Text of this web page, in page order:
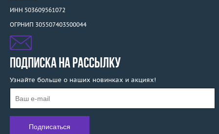
ИНН 503609561072
ОГРНИП 305507403500044
ПОДПИСКА НА РАССЫЛКУ
Узнайте больше о наших новинках и акциях!